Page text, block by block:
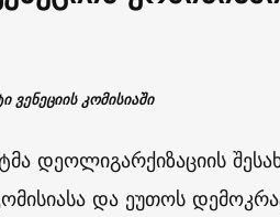
კომისიაში
დეოლიგარქიზაციის
და ეუთოს